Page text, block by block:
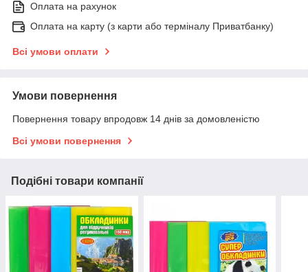
Оплата на рахунок
Оплата на карту (з карти або терміналу Приватбанку)
Всі умови оплати
Умови повернення
Повернення товару впродовж 14 днів за домовленістю
Всі умови повернення
Подібні товари компанії